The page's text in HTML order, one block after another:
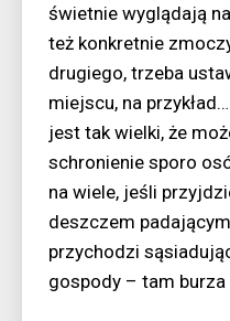
świetnie wyglądają
też konkretnie
drugiego, trzeba
miejscu, na
jest tak wielki, że
schronienie sporo
na wiele, jeśli
deszczem
przychodzi
gospody – tam burza